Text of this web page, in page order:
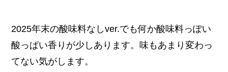
2025年末の酸味料なしver.でも何か酸味料っぽい
酸っぱい香りが少しあります。味もあまり変わっ
てない気がします。